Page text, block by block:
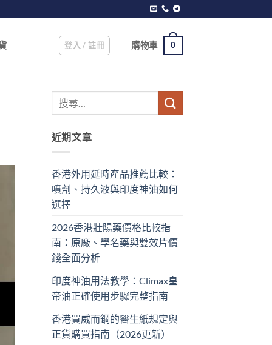
登入 / 註冊 購物車 0
近期文章
香港外用延時產品推薦比較：
噴劑、持久液與印度神油如何
選擇
2026香港壯陽藥價格比較指
南：原廠、學名藥與雙效片價
錢全面分析
印度神油用法教學：Climax皇
帝油正確使用步驟完整指南
香港買威而鋼的醫生紙規定與
正貨購買指南（2026更新）